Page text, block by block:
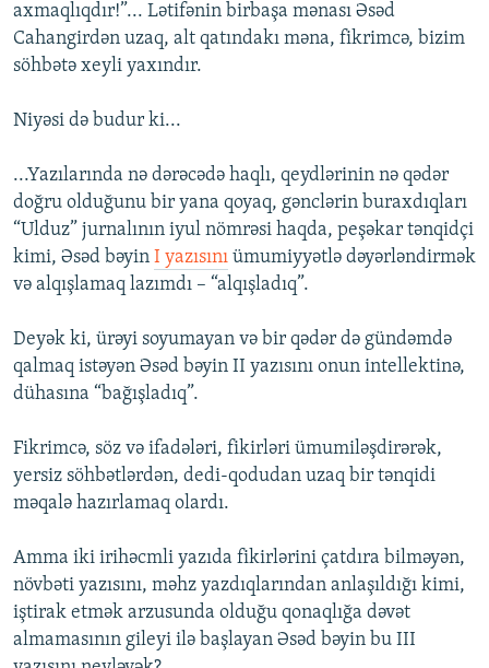
axmaqlıqdır!”... Lətifənin birbaşa mənası Əsəd
Cahangirdən uzaq, alt qatındakı məna, fikrimcə, bizim
söhbətə xeyli yaxındır.
Niyəsi də budur ki...
...Yazılarında nə dərəcədə haqlı, qeydlərinin nə qədər
doğru olduğunu bir yana qoyaq, gənclərin buraxdıqları
“Ulduz” jurnalının iyul nömrəsi haqda, peşəkar tənqidçi
kimi, Əsəd bəyin I yazısını ümumiyyətlə dəyərləndirmək
və alqışlamaq lazımdı – “alqışladıq”.
Deyək ki, ürəyi soyumayan və bir qədər də gündəmdə
qalmaq istəyən Əsəd bəyin II yazısını onun intellektinə,
dühasına “bağışladıq”.
Fikrimcə, söz və ifadələri, fikirləri ümumiləşdirərək,
yersiz söhbətlərdən, dedi-qodudan uzaq bir tənqidi
məqalə hazırlamaq olardı.
Amma iki irihəcmli yazıda fikirlərini çatdıra bilməyən,
növbəti yazısını, məhz yazdıqlarından anlaşıldığı kimi,
iştirak etmək arzusunda olduğu qonaqlığa dəvət
almamasının gileyi ilə başlayan Əsəd bəyin bu III